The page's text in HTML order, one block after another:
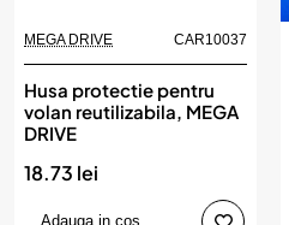
MEGA DRIVE CAR10037
Husa protectie pentru
volan reutilizabila, MEGA
DRIVE
18.73 lei
Adauga in cos